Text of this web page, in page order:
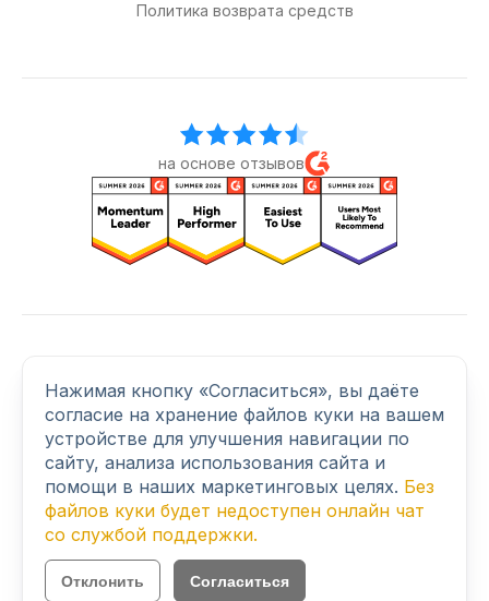
Нажимая кнопку «Согласиться», вы даёте
согласие на хранение файлов куки на вашем
устройстве для улучшения навигации по
сайту, анализа использования сайта и
помощи в наших маркетинговых целях. Без
файлов куки будет недоступен онлайн чат
со службой поддержки.
Отклонить Согласиться
Политика возврата средств
на основе отзывов
© 2026 BLACKBIRD SECURE BROWSING LTD. All rights
reserved.
41 Devonshire Street, Ground Floor, London, United Kingdom,
W1G 7AJ